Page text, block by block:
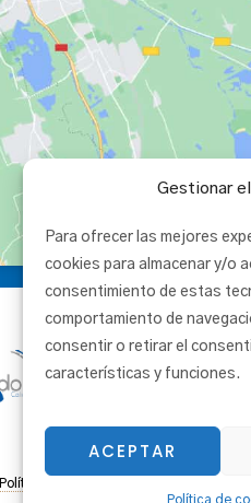
Gestionar
Para ofrecer las mejores
cookies para almacenar y/o
consentimiento de estas
comportamiento de
consentir o retirar el
características y funciones.
ACEPTAR
Política de
Política de privacidad